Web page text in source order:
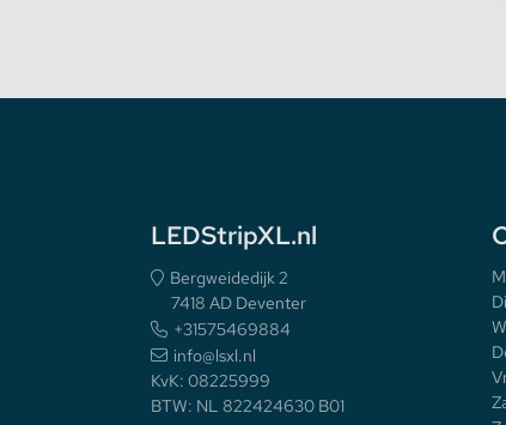
LEDStripXL.nl
Bergweidedijk 2
7418 AD Deventer
+31575469884
info@lsxl.nl
KvK: 08225999
BTW: NL 822424630 B01